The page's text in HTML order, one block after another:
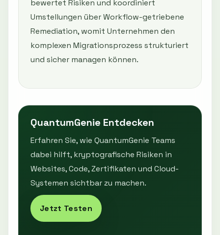
bewertet Risiken und koordiniert
Umstellungen über Workflow-getriebene
Remediation, womit Unternehmen den
komplexen Migrationsprozess strukturiert
und sicher managen können.
QuantumGenie Entdecken
Erfahren Sie, wie QuantumGenie Teams
dabei hilft, kryptografische Risiken in
Websites, Code, Zertifikaten und Cloud-
Systemen sichtbar zu machen.
Jetzt Testen